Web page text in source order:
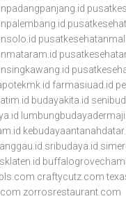
farmasiuad.id
budayakita.id
sribudaya.id
craftycutz.com
zorrosrestaurant.com